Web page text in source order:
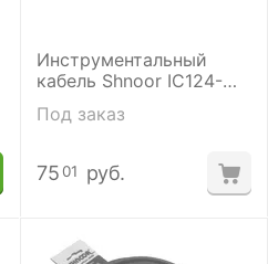
Инструментальный
кабель Shnoor IC124-
JMJM-B-6m
Под заказ
75 01 руб.